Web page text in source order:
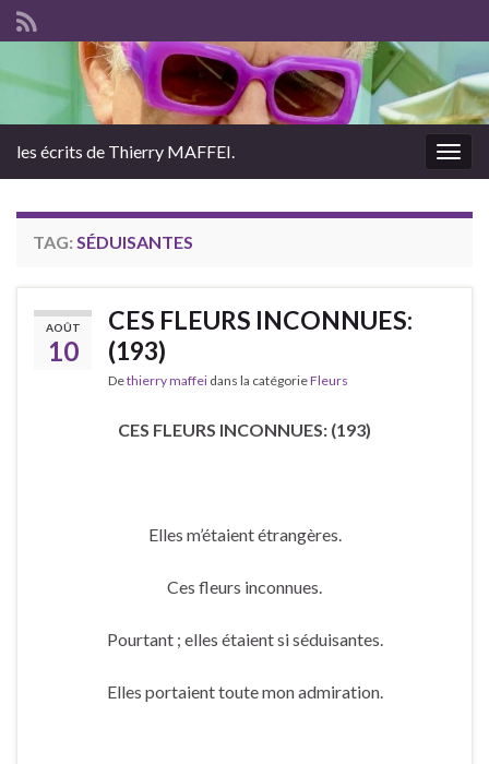
les écrits de Thierry MAFFEI.
TAG: SÉDUISANTES
AOÛT
10
CES FLEURS INCONNUES:
(193)
Dethierry maffei dans la catégorieFleurs
CES FLEURS INCONNUES: (193)
Elles m’étaient étrangères.
Ces fleurs inconnues.
Pourtant ; elles étaient si séduisantes.
Elles portaient toute mon admiration.